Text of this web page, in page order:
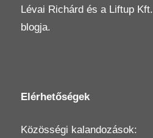
Lévai Richárd és a Liftup Kft.
blogja.
Elérhetőségek
Közösségi kalandozások: